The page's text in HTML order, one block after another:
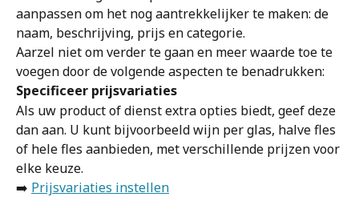
aanpassen om het nog aantrekkelijker te maken: de
naam, beschrijving, prijs en categorie.
Aarzel niet om verder te gaan en meer waarde toe te
voegen door de volgende aspecten te benadrukken:
Specificeer prijsvariaties
Als uw product of dienst extra opties biedt, geef deze
dan aan. U kunt bijvoorbeeld wijn per glas, halve fles
of hele fles aanbieden, met verschillende prijzen voor
elke keuze.
➡️ Prijsvariaties instellen